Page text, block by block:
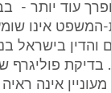
עוד יותר -
אינו
והדין בישראל
בדיקת פוליגרף
אינה